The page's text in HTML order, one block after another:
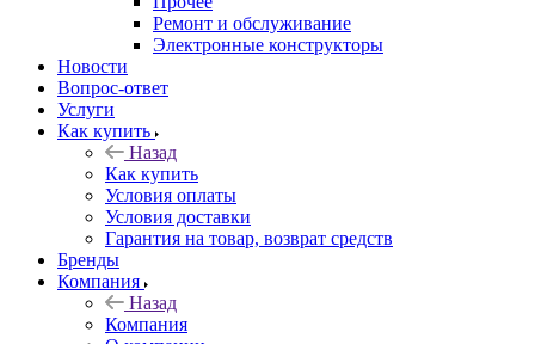
Ремонт и обслуживание
Электронные конструкторы
Новости
Вопрос-ответ
Услуги
Как купить
Назад
Как купить
Условия оплаты
Условия доставки
Гарантия на товар, возврат средств
Бренды
Компания
Назад
Компания